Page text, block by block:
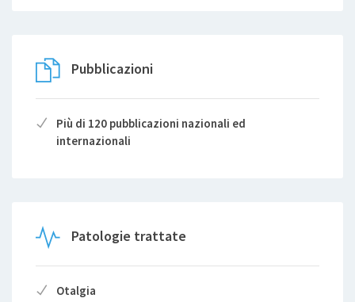
Pubblicazioni
Più di 120 pubblicazioni nazionali ed
internazionali
Patologie trattate
Otalgia